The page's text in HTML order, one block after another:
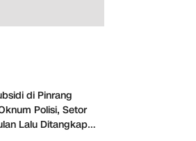
di Pinrang
Polisi, Setor
Lalu Ditangkap